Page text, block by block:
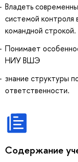
Владеть
системой контроля
командной строкой.
Понимает
НИУ ВШЭ
знание структуры
ответственности.
Содержание